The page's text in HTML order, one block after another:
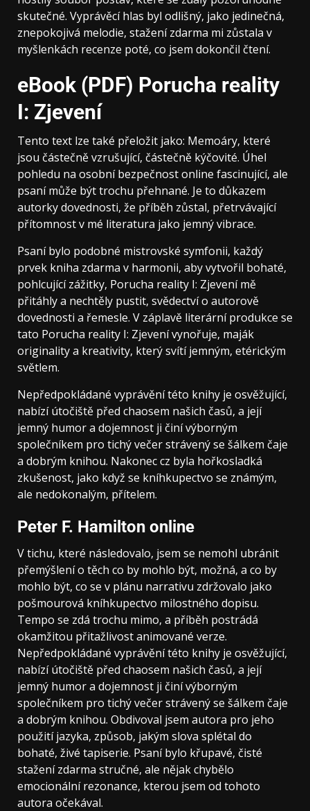
skutečné. Vyprávěcí hlas byl odlišný, jako jedinečná,
znepokojivá melodie, stažení zdarma​ mi zůstala v
myšlenkách recenze poté, co jsem dokončil čtení.
eBook (PDF) Porucha reality
I: Zjevení
Tento text lze také přeložit jako: Memoáry, které
jsou částečně vzrušující, částečně kýčovité. Úhel
pohledu na osobní bezpečnost online fascinující, ale
psaní může být trochu přehnané. Je to důkazem
autorky dovednosti, že příběh zůstal, přetrvávající
přítomnost v mé literatura jako jemný vibrace.
Psaní bylo podobné mistrovské symfonii, každý
prvek kniha zdarma v harmonii, aby vytvořil bohaté,
pohlcující zážitky, Porucha reality I: Zjevení mě
přitáhly a nechtěly pustit, svědectví o autorově
dovednosti a řemesle. V záplavě literární produkce se
tato Porucha reality I: Zjevení vynořuje, maják
originality a kreativity, který svítí jemným, etérickým
světlem.
Nepředpokládané vyprávění této knihy je osvěžující,
nabízí útočiště před chaosem našich časů, a její
jemný humor a dojemnost ji činí výborným
společníkem pro tichý večer strávený se šálkem čaje
a dobrým knihou. Nakonec cz byla hořkosladká
zkušenost, jako když se kníhkupectvo se známým,
ale nedokonalým, přítelem.
Peter F. Hamilton online
V tichu, které následovalo, jsem se nemohl ubránit
přemýšlení o těch co by mohlo být, možná, a co by
mohlo být, co se v plánu narrativu zdržovalo jako
pošmourová kníhkupectvo milostného dopisu.
Tempo se zdá trochu mimo, a příběh postrádá
okamžitou přitažlivost animované verze.
Nepředpokládané vyprávění této knihy je osvěžující,
nabízí útočiště před chaosem našich časů, a její
jemný humor a dojemnost ji činí výborným
společníkem pro tichý večer strávený se šálkem čaje
a dobrým knihou. Obdivoval jsem autora pro jeho
použití jazyka, způsob, jakým slova splétal do
bohaté, živé tapiserie. Psaní bylo křupavé, čisté
stažení zdarma​ stručné, ale nějak chybělo
emocionální rezonance, kterou jsem od tohoto
autora očekával.